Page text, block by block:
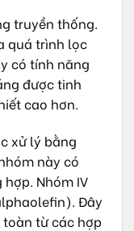
truyền thống.
quá trình lọc
có tính năng
được tinh
cao hơn.
xử lý bằng
này có
Nhóm IV
Đây
từ các hợp